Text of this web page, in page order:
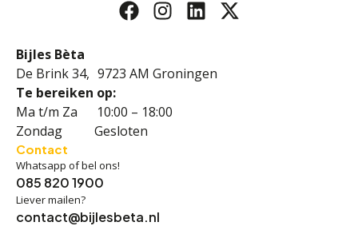
Bijles Bèta
De Brink 34, 9723 AM Groningen
Te bereiken op:
Ma t/m Za 10:00 – 18:00
Zondag Gesloten
Contact
Whatsapp of bel ons!
085 820 1900
Liever mailen?
contact@bijlesbeta.nl